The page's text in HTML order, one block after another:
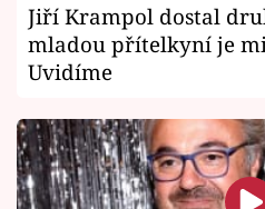
Jiří Krampol dostal
mladou přítelkyní je
Uvidíme